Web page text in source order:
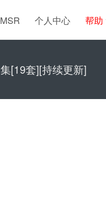
个人中心 帮助
[19套][持续更新]